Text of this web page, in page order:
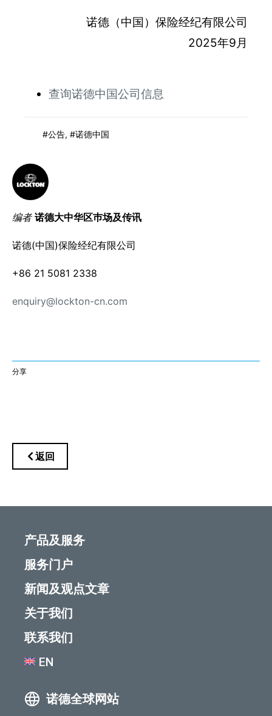
诺德（中国）保险经纪有限公司
2025年9月
查询诺德中国公司信息
公告, 诺德中国
编者 诺德大中华区巿场及传讯
诺德(中国)保险经纪有限公司
+86 21 5081 2338
enquiry@lockton-cn.com
分享
返回
产品及服务
服务门户
新闻及观点文章
关于我们
联系我们
EN
诺德全球网站